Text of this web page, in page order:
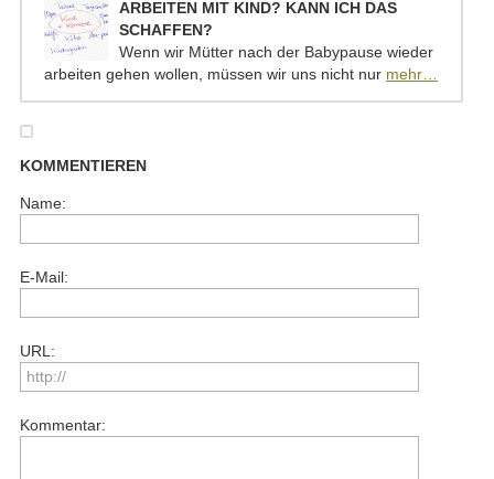
ARBEITEN MIT KIND? KANN ICH DAS
SCHAFFEN?
Wenn wir Mütter nach der Babypause wieder
arbeiten gehen wollen, müssen wir uns nicht nur mehr…
KOMMENTIEREN
Name:
E-Mail:
URL:
Kommentar: